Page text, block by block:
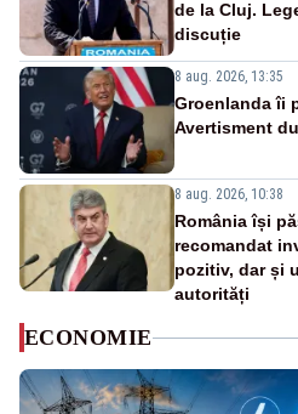
de la Cluj.
discuție
8 aug. 2026, 13:35
Groenlanda îi
Avertisment
8 aug. 2026, 10:38
România își
recomandat
pozitiv, dar și
autorități
ECONOMIE